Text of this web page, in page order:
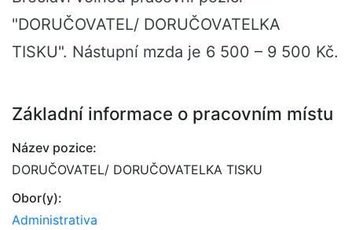
"DORUČOVATEL/ DORUČOVATELKA
TISKU". Nástupní mzda je 6 500 – 9 500 Kč.
Základní informace o pracovním místu
Název pozice:
DORUČOVATEL/ DORUČOVATELKA TISKU
Obor(y):
Administrativa